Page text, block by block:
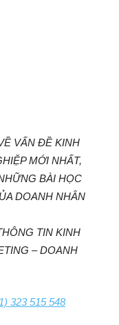
VẤN ĐỀ KINH
MỚI NHẤT,
BÀI HỌC
DOANH NHÂN
TIN KINH
– DOANH
323 515 548